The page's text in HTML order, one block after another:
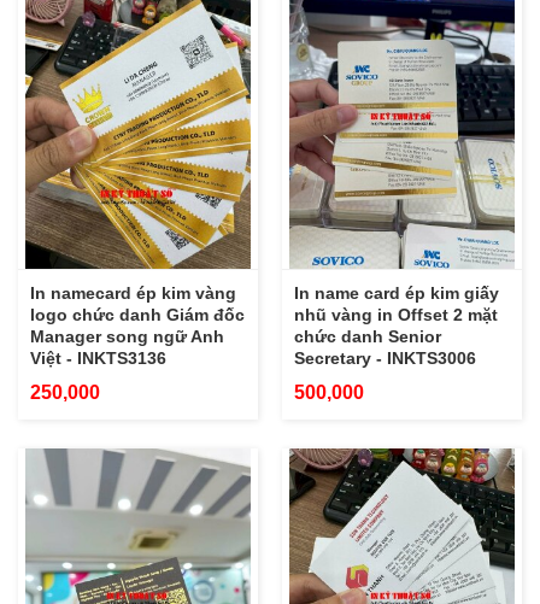
In namecard ép kim vàng
logo chức danh Giám đốc
Manager song ngữ Anh
Việt - INKTS3136
250,000
In name card ép kim giấy
nhũ vàng in Offset 2 mặt
chức danh Senior
Secretary - INKTS3006
500,000